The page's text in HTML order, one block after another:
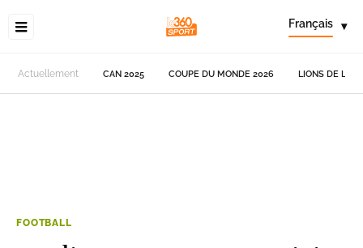
Français ▾
Actuellement CAN 2025 COUPE DU MONDE 2026 LIONS DE
FOOTBALL